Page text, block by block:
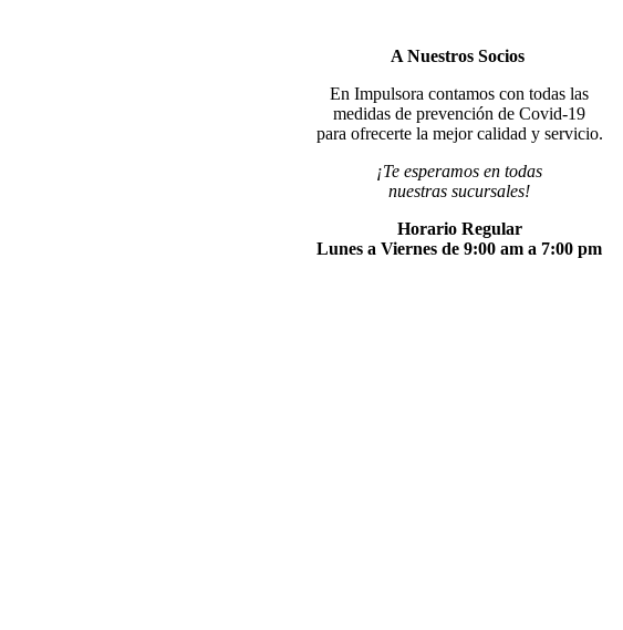
A Nuestros Socios
En Impulsora contamos con todas las
medidas de prevención de Covid-19
para ofrecerte la mejor calidad y servicio.
¡Te esperamos en todas
nuestras sucursales!
Horario Regular
Lunes a Viernes de 9:00 am a 7:00 pm